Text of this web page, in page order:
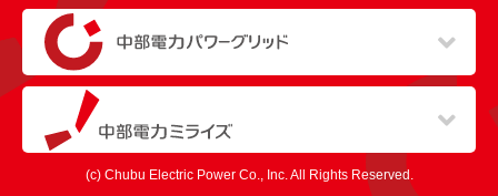
（新しいウィンドウを開きます）
（新しいウィンドウを開きます）
(c) Chubu Electric Power Co., Inc. All Rights Reserved.